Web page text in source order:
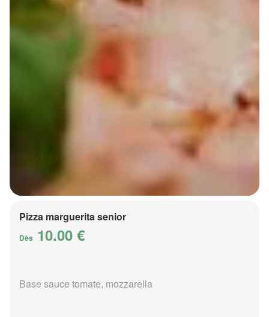
Pizza marguerita senior
Dès 10.00 €
Base sauce tomate, mozzarella